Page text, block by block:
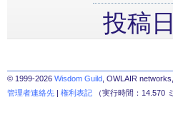
投稿
© 1999-2026 Wisdom Guild , OWLAIR
管理者連絡先 | 権利表記 （実行時間：14.570